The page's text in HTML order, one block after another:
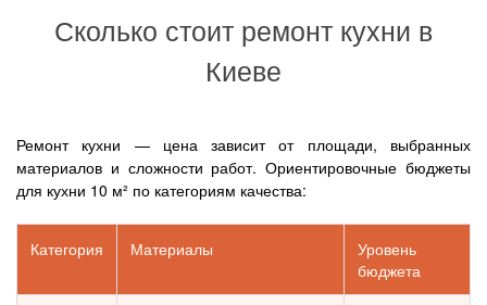
Сколько стоит ремонт кухни в
Киеве
Ремонт кухни — цена зависит от площади, выбранных
материалов и сложности работ. Ориентировочные бюджеты
для кухни 10 м² по категориям качества:
Категория Материалы
Уровень
бюджета